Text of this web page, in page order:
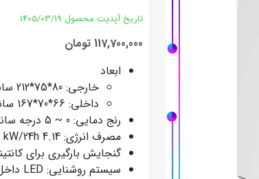
تاریخ آپدیت محصول 1405/03/19
117,700,000 تومان
ابعاد
خارجی: 80*75*212 سانتی متر
داخلی: 66*70*167 سانتی متر
رنج دمایی: 0 ~ 5 درجه سانتی گراد
مصرف انرژی: 4.14 kW/24h
گنجایش بارگیری برای کانتینر 20 فوت:
سیستم روشنایی: LED داخل کابین